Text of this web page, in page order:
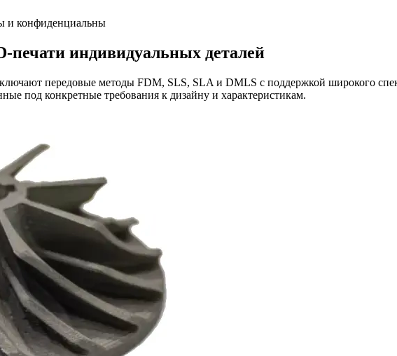
и конфиденциальны
печати индивидуальных деталей
передовые методы FDM, SLS, SLA и DMLS с поддержкой широкого
под конкретные требования к дизайну и характеристикам.